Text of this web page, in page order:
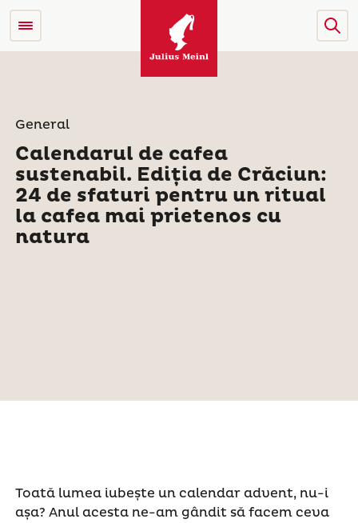
General
Calendarul de cafea
sustenabil. Ediția de Crăciun:
24 de sfaturi pentru un ritual
la cafea mai prietenos cu
natura
Toată lumea iubește un calendar advent, nu-i
așa? Anul acesta ne-am gândit să facem ceva